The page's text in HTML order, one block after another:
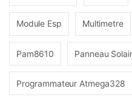
Module Esp Multimetre
Pam8610 Panneau
Programmateur Atmega328